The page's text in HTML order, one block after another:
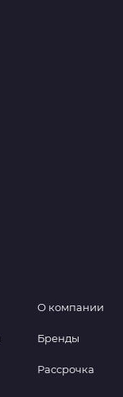
О компании
Бренды
Рассрочка